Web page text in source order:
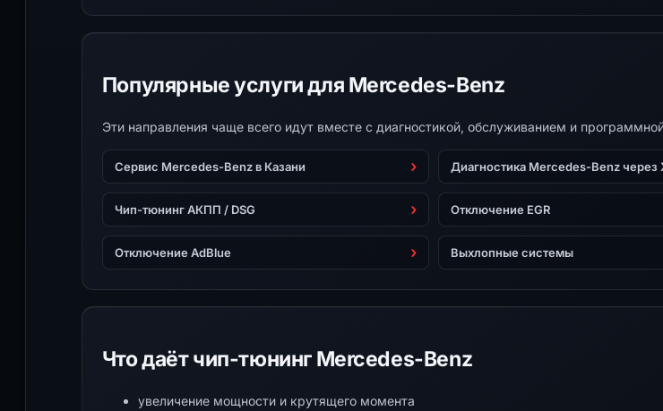
Популярные услуги для Mercedes-Benz
Эти направления чаще всего идут вместе с диагностикой, обслуживанием и
Сервис Mercedes-Benz в Казани Диагностика Mercedes-Benz через
Чип-тюнинг АКПП / DSG Отключение EGR
Отключение AdBlue Выхлопные системы
Что даёт чип-тюнинг Mercedes-Benz
увеличение мощности и крутящего момента